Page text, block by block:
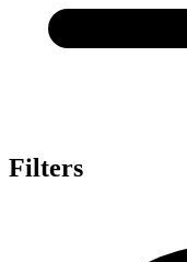
Filters